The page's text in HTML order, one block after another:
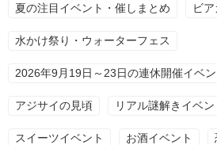
夏の注目イベント・催しまとめ ビ
水かけ祭り・ウォーターフェス
2026年9月19日～23日の連休開催イベン
アジサイの見頃 リアル謎解きイベン
スイーツイベント お酒イベント